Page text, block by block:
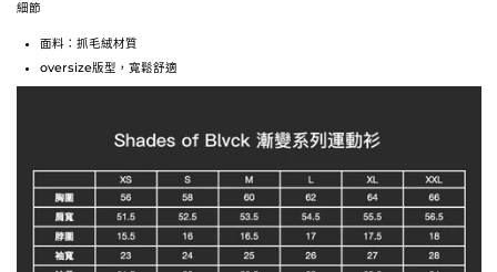
細節
面料：抓毛絨材質
oversize版型，寬鬆舒適